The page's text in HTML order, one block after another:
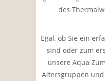
des
Egal, ob Sie ein
sind oder zum
unsere Aqua
Altersgruppen und